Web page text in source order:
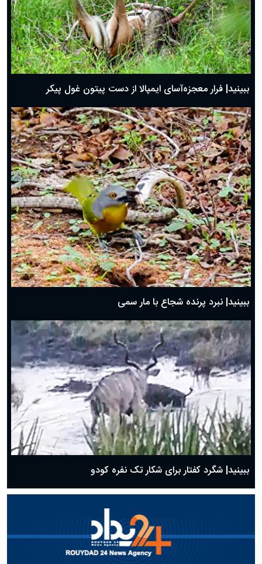
ببینید| فرار معجزه‌آسای ایمپالا از دست پیتون غول پیکر
ببینید| نبرد پرنده شجاع با مار سمی
ببینید| شگرد کفتار برای شکار تک نفره کودو